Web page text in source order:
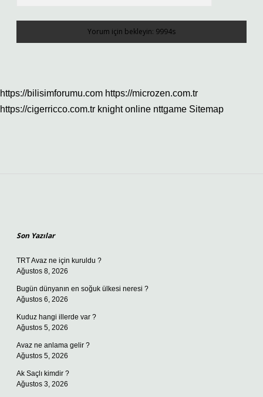
https://bilisimforumu.com https://microzen.com.tr
https://cigerricco.com.tr knight online nttgame Sitemap
Son Yazılar
TRT Avaz ne için kuruldu ?
Ağustos 8, 2026
Bugün dünyanın en soğuk ülkesi neresi ?
Ağustos 6, 2026
Kuduz hangi illerde var ?
Ağustos 5, 2026
Avaz ne anlama gelir ?
Ağustos 5, 2026
Ak Saçlı kimdir ?
Ağustos 3, 2026